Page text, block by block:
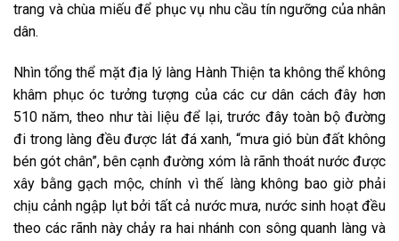
trang và chùa miếu để phục vụ nhu cầu tín ngưỡng của nhân
dân.
Nhìn tổng thể mặt địa lý làng Hành Thiện ta không thể không
khâm phục óc tưởng tượng của các cư dân cách đây hơn
510 năm, theo như tài liệu để lại, trước đây toàn bộ đường
đi trong làng đều được lát đá xanh, “mưa gió bùn đất không
bén gót chân”, bên cạnh đường xóm là rãnh thoát nước được
xây bằng gạch mộc, chính vì thế làng không bao giờ phải
chịu cảnh ngập lụt bởi tất cả nước mưa, nước sinh hoạt đều
theo các rãnh này chảy ra hai nhánh con sông quanh làng và